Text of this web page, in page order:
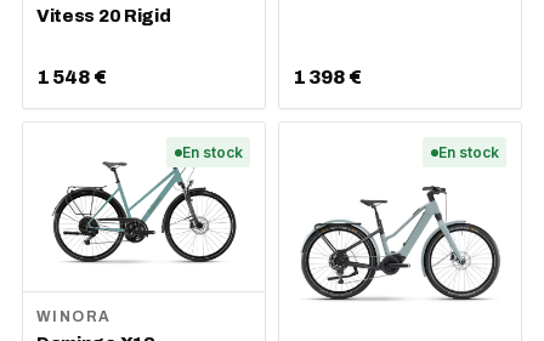
Vitess 20 Rigid
1 548 € 1 398 €
En stock
WINORA
En stock